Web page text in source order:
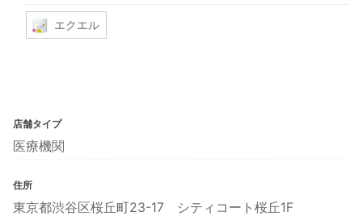
エクエル
店舗タイプ
医療機関
住所
東京都渋谷区桜丘町23-17 シティコート桜丘1F